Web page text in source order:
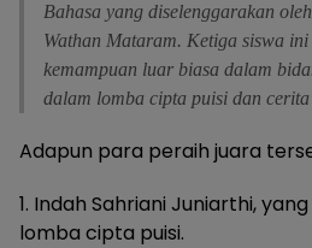
Bahasa yang diselenggarakan
Wathan Mataram. Ketiga siswa
kemampuan luar biasa dalam
dalam lomba cipta puisi dan cerita
Adapun para peraih juara
1. Indah Sahriani Juniarthi,
lomba cipta puisi.